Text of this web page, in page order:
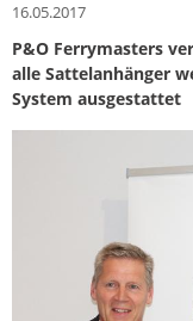
16.05.2017
P&O Ferrymasters
alle Sattelanhänger
System ausgestattet